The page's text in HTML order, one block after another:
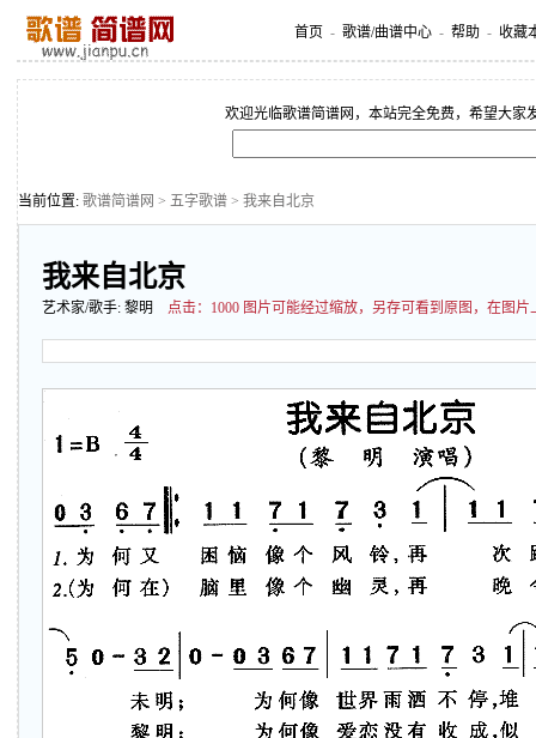
首页 - 歌谱/曲谱中心 - 帮助 - 收藏
欢迎光临歌谱简谱网，本站完全免费，希望大家
当前位置: 歌谱简谱网 > 五字歌谱 > 我来自北京
我来自北京
艺术家/歌手: 黎明 点击： 1000 图片可能经过缩放，另存可看到原图，在图